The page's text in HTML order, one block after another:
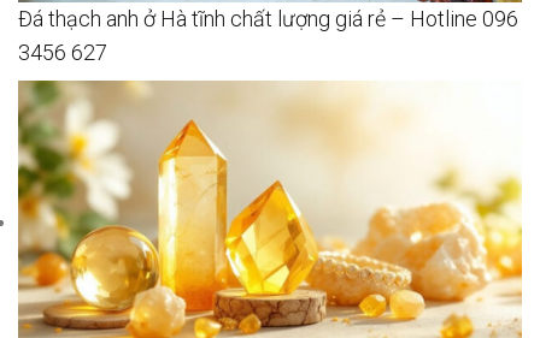
Đá thạch anh ở Hà tĩnh chất lượng giá rẻ – Hotline 096
3456 627